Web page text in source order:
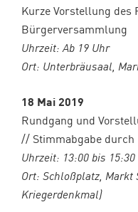
Kurze Vorstellung des
Bürgerversammlung
Uhrzeit: Ab 19 Uhr
Ort: Unterbräusaal,
18 Mai 2019
Rundgang und
// Stimmabgabe
Uhrzeit: 13:00 bis
Ort: Schloßplatz, Markt
Kriegerdenkmal)